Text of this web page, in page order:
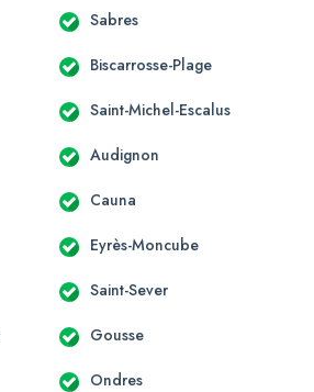
Sabres
Biscarrosse-Plage
Saint-Michel-Escalus
Audignon
Cauna
Eyrès-Moncube
Saint-Sever
Gousse
Ondres